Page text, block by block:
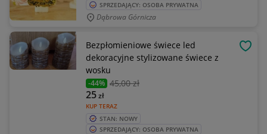
SPRZEDAJĄCY: OSOBA PRYWATNA
Dąbrowa Górnicza
Bezpłomieniowe świece led
dekoracyjne stylizowane świece z
wosku
-44% 45,00 zł
KUP TERAZ
25zł
STAN: NOWY
SPRZEDAJĄCY: OSOBA PRYWATNA